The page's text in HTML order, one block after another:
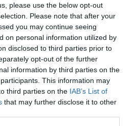
please use the below opt-out
Please note that after your
you may continue seeing
on personal information utilized by
disclosed to third parties prior to
opt-out of the further
information by third parties on the
This information may
third parties on the IAB’s List of
that may further disclose it to other
Esposito
arrivo in panchina di Enrico
di Ivan Tisci: reduce da una